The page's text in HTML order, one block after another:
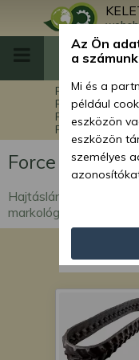
Főoldal
Force
Force 110
Force 110
Force 110
Hajtáslánc
markológéphez.
Az Ön
a
Mi és a
például
eszközön
eszközön
személyes
személyre
tartalom
partnereink
módszerrel
adatokat és